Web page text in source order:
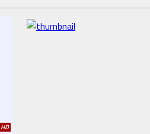
HD